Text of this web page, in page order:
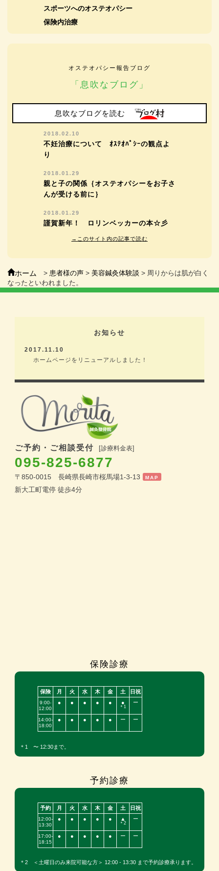
スポーツへのオステオパシー
保険内治療
オステオパシー報告ブログ
「息吹なブログ」
息吹なブログを読む
2018.02.10
不妊治療について ｵｽﾃｵﾊﾟｼｰの観点よ
り
2018.01.29
親と子の関係｛オステオパシーをお子さ
んが受ける前に｝
2018.01.29
謹賀新年！ ロリンベッカーの本☆彡
→ このサイト内の記事で読む
ホーム > 患者様の声 > 美容鍼灸体験談 > 周りからは肌が白く
なったといわれました。
お知らせ
2017.11.10
ホームページをリニューアルしました！
ご予約・ご相談受付 [診療料金表]
095-825-6877
〒850-0015 長崎県長崎市桜馬場1-3-13 MAP
新大工町電停 徒歩4分
保険診療
保険 月 火 水 木 金 土 日祝
9:00-
12:00
● ● ● ● ● ●
＊1
ー
14:00-
18:00
● ● ● ● ● ー ー
＊1 〜 12:30まで。
予約診療
予約 月 火 水 木 金 土 日祝
12:00-
13:30
● ● ● ● ● ▲
＊2
ー
17:00-
18:15
● ● ● ● ● ー ー
＊2 ＜土曜日のみ来院可能な方＞ 12:00 - 13:30 まで予約診療承ります。